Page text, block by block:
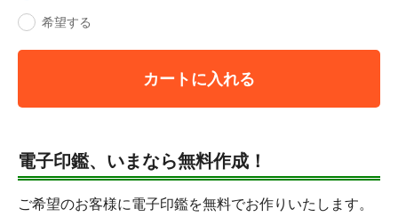
希望する
カートに入れる
電子印鑑、いまなら無料作成！
ご希望のお客様に電子印鑑を無料でお作りいたします。